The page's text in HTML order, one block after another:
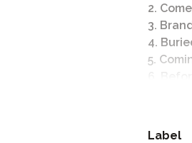
2.
3.
4.
5.
Label